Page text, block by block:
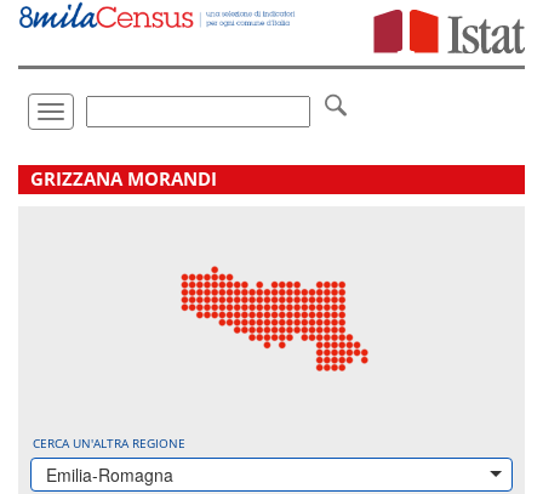
Vai
direttamente
Toggle
navigation
.
GRIZZANA MORANDI
CERCA UN'ALTRA REGIONE
Emilia-Romagna